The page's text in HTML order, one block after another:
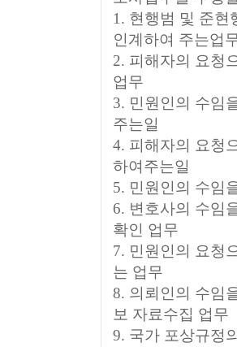
1. 현행범 및 준현
인계하여 주는업
2. 피해자의 요청
업무
3. 민원인의 수임
주는일
4. 피해자의 요청
하여주는일
5. 민원인의 수임
6. 변호사의 수임
확인 업무
7. 민원인의 요청
는 업무
8. 의뢰인의 수임
보 자료수집 업무
9. 국가 포상규정